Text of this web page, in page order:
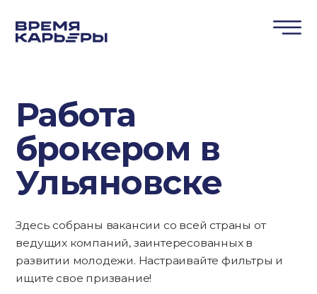
Работа
брокером в
Ульяновске
Здесь собраны вакансии со всей страны от
ведущих компаний, заинтересованных в
развитии молодежи. Настраивайте фильтры и
ищите свое призвание!